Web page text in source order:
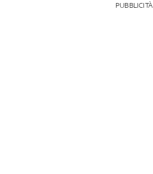
PUBBLICITÀ